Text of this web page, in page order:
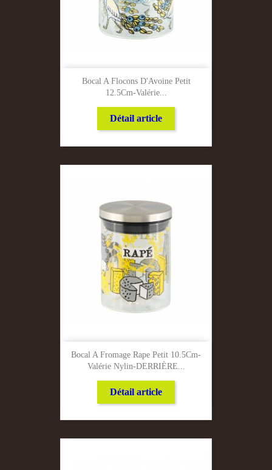
Bocal A Flocons D'Avoine Petit
12.5Cm-Valérie...
Détail article
Bocal A Fromage Rape Petit 10.5Cm-
Valérie Nylin-DERRIÈRE...
Détail article